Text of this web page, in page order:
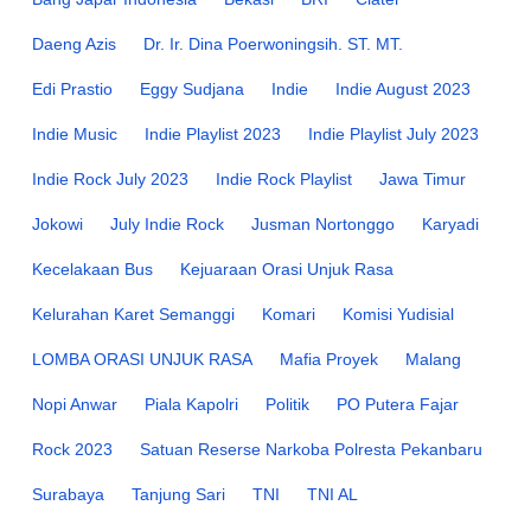
Daeng Azis Dr. Ir. Dina Poerwoningsih. ST. MT.
Edi Prastio Eggy Sudjana Indie Indie August 2023
Indie Music Indie Playlist 2023 Indie Playlist July 2023
Indie Rock July 2023 Indie Rock Playlist Jawa Timur
Jokowi July Indie Rock Jusman Nortonggo Karyadi
Kecelakaan Bus Kejuaraan Orasi Unjuk Rasa
Kelurahan Karet Semanggi Komari Komisi Yudisial
LOMBA ORASI UNJUK RASA Mafia Proyek Malang
Nopi Anwar Piala Kapolri Politik PO Putera Fajar
Rock 2023 Satuan Reserse Narkoba Polresta Pekanbaru
Surabaya Tanjung Sari TNI TNI AL